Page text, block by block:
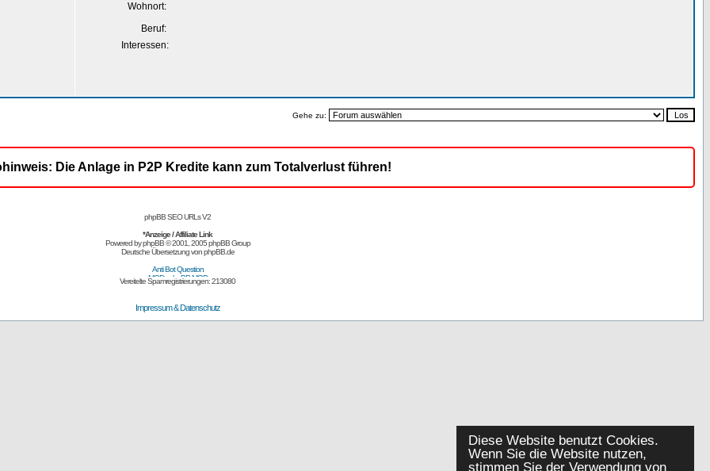
Diese Website benutzt Cookies.
Wenn Sie die Website nutzen,
stimmen Sie der Verwendung von
Wohnort:
Beruf:
Interessen:
Gehe zu:
Die Anlage in P2P Kredite kann zum Totalverlust führen!
phpBB SEO URLs V2
*Anzeige / Affiliate Link
Powered byphpBB© 2001, 2005 phpBB Group
Deutsche Übersetzung vonphpBB.de
Vereitelte Spamregistrierungen: 213080
Impressum & Datenschutz